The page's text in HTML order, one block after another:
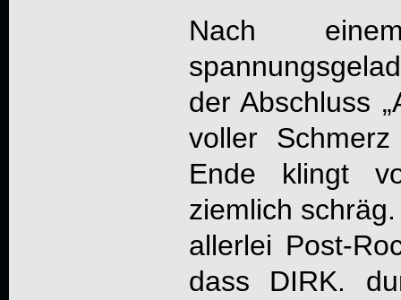
Nach
der Abschluss
voller
Ende klingt
ziemlich
allerlei Post-
dass DIRK.